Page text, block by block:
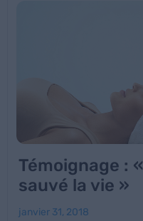
Témoignage :
sauvé la vie »
janvier 31, 2018